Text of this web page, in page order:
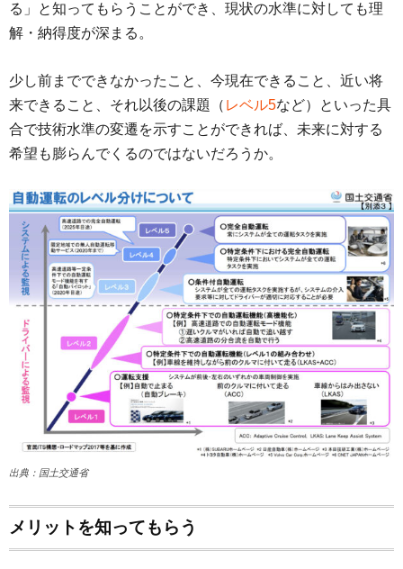
る」と知ってもらうことができ、現状の水準に対しても理
解・納得度が深まる。
少し前までできなかったこと、今現在できること、近い将
来できること、それ以後の課題（ レベル5など）といった具
合で技術水準の変遷を示すことができれば、未来に対する
希望も膨らんでくるのではないだろうか。
出典：国土交通省
メリットを知ってもらう